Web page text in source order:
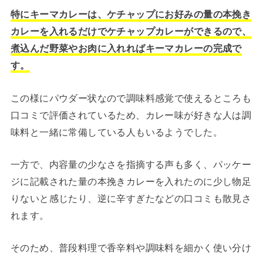
特にキーマカレーは、ケチャップにお好みの量の本挽き
カレーを入れるだけでケチャップカレーができるので、
煮込んだ野菜やお肉に入れればキーマカレーの完成で
す。
この様にパウダー状なので調味料感覚で使えるところも
口コミで評価されているため、カレー味が好きな人は調
味料と一緒に常備している人もいるようでした。
一方で、内容量の少なさを指摘する声も多く、パッケー
ジに記載された量の本挽きカレーを入れたのに少し物足
りないと感じたり、逆に辛すぎたなどの口コミも散見さ
れます。
そのため、普段料理で香辛料や調味料を細かく使い分け